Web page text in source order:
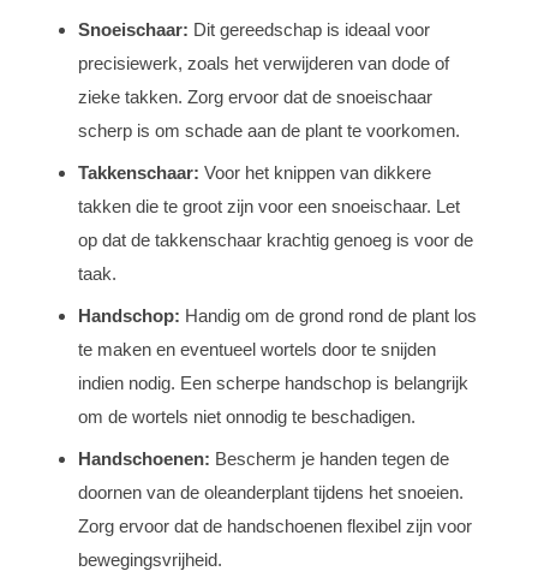
Snoeischaar: Dit gereedschap is ideaal voor
precisiewerk, zoals het verwijderen van dode of
zieke takken. Zorg ervoor dat de snoeischaar
scherp is om schade aan de plant te voorkomen.
Takkenschaar: Voor het knippen van dikkere
takken die te groot zijn voor een snoeischaar. Let
op dat de takkenschaar krachtig genoeg is voor de
taak.
Handschop: Handig om de grond rond de plant los
te maken en eventueel wortels door te snijden
indien nodig. Een scherpe handschop is belangrijk
om de wortels niet onnodig te beschadigen.
Handschoenen: Bescherm je handen tegen de
doornen van de oleanderplant tijdens het snoeien.
Zorg ervoor dat de handschoenen flexibel zijn voor
bewegingsvrijheid.